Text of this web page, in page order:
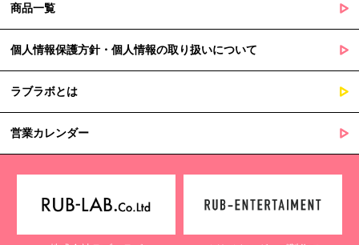
商品一覧
個人情報保護方針・個人情報の取り扱いについて
ラブラボとは
営業カレンダー